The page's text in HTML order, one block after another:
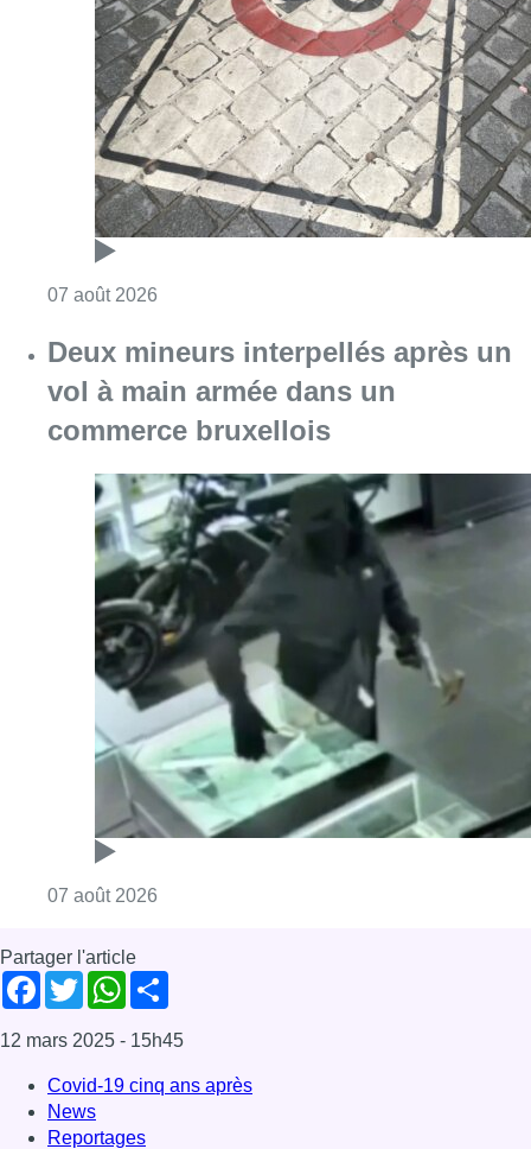
07 août 2026
Deux mineurs interpellés après un
vol à main armée dans un
commerce bruxellois
07 août 2026
Partager l'article
Facebook
TwitterWhatsApp
12 mars 2025 - 15h45
Covid-19 cinq ans après
News
Reportages